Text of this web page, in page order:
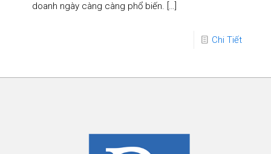
doanh ngày càng càng phổ biến. […]
Chi Tiết